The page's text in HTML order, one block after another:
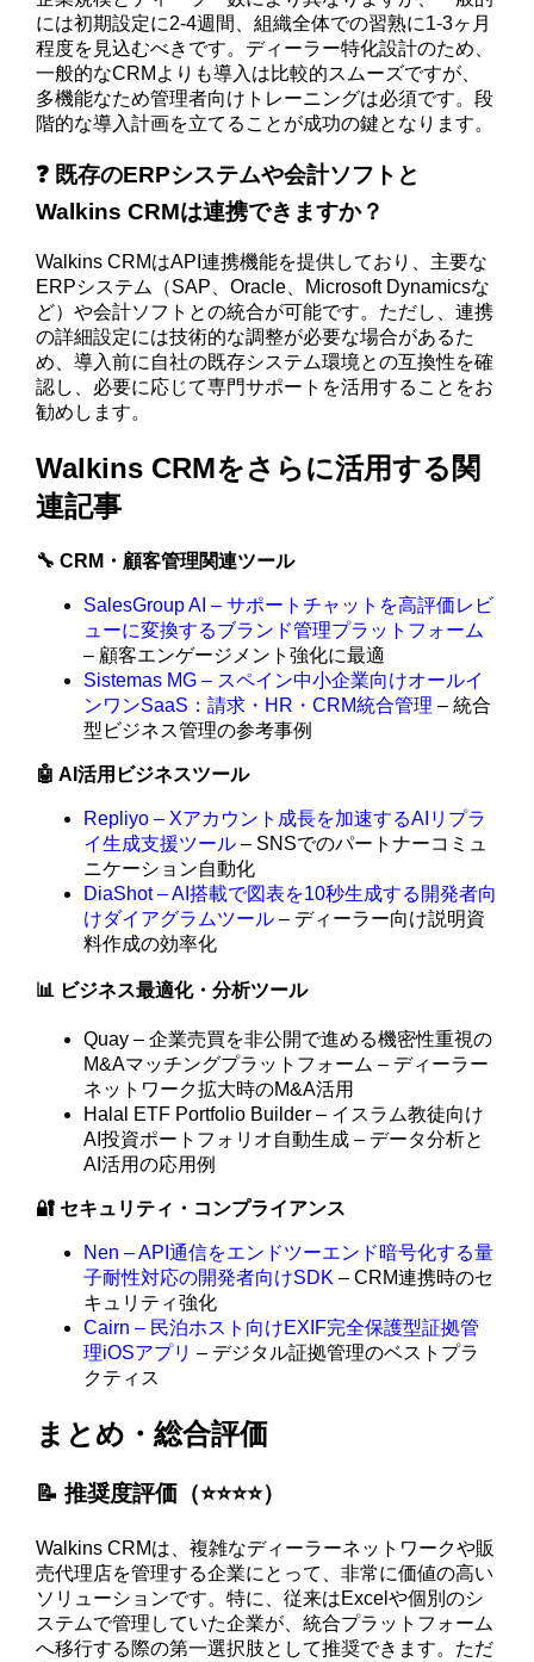
には初期設定に2-4週間、組織全体での習熟に1-3ヶ月
程度を見込むべきです。ディーラー特化設計のため、
一般的なCRMよりも導入は比較的スムーズですが、
多機能なため管理者向けトレーニングは必須です。段
階的な導入計画を立てることが成功の鍵となります。
❓ 既存のERPシステムや会計ソフトと
Walkins CRMは連携できますか？
Walkins CRMはAPI連携機能を提供しており、主要な
ERPシステム（SAP、Oracle、Microsoft Dynamicsな
ど）や会計ソフトとの統合が可能です。ただし、連携
の詳細設定には技術的な調整が必要な場合があるた
め、導入前に自社の既存システム環境との互換性を確
認し、必要に応じて専門サポートを活用することをお
勧めします。
Walkins CRMをさらに活用する関
連記事
🔧 CRM・顧客管理関連ツール
SalesGroup AI – サポートチャットを高評価レビ
ューに変換するブランド管理プラットフォーム
– 顧客エンゲージメント強化に最適
Sistemas MG – スペイン中小企業向けオールイ
ンワンSaaS：請求・HR・CRM統合管理 – 統合
型ビジネス管理の参考事例
🤖 AI活用ビジネスツール
Repliyo – Xアカウント成長を加速するAIリプラ
イ生成支援ツール – SNSでのパートナーコミュ
ニケーション自動化
DiaShot – AI搭載で図表を10秒生成する開発者向
けダイアグラムツール – ディーラー向け説明資
料作成の効率化
📊 ビジネス最適化・分析ツール
Quay – 企業売買を非公開で進める機密性重視の
M&Aマッチングプラットフォーム – ディーラー
ネットワーク拡大時のM&A活用
Halal ETF Portfolio Builder – イスラム教徒向け
AI投資ポートフォリオ自動生成 – データ分析と
AI活用の応用例
🔐 セキュリティ・コンプライアンス
Nen – API通信をエンドツーエンド暗号化する量
子耐性対応の開発者向けSDK – CRM連携時のセ
キュリティ強化
Cairn – 民泊ホスト向けEXIF完全保護型証拠管
理iOSアプリ – デジタル証拠管理のベストプラ
クティス
まとめ・総合評価
📝 推奨度評価（⭐️⭐️⭐️⭐️）
Walkins CRMは、複雑なディーラーネットワークや販
売代理店を管理する企業にとって、非常に価値の高い
ソリューションです。特に、従来はExcelや個別のシ
ステムで管理していた企業が、統合プラットフォーム
へ移行する際の第一選択肢として推奨できます。ただ